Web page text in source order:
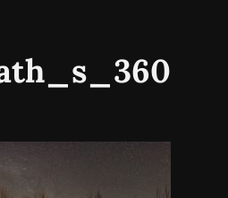
360_millkyway_abolfath_s